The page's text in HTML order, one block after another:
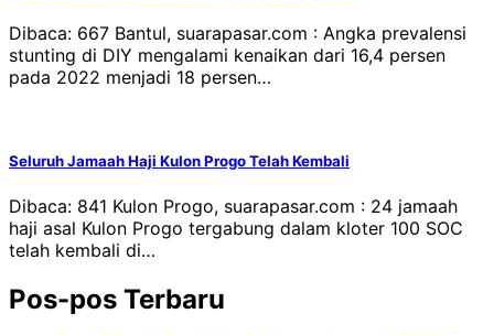
Dibaca: 667 Bantul, suarapasar.com : Angka prevalensi
stunting di DIY mengalami kenaikan dari 16,4 persen
pada 2022 menjadi 18 persen…
Seluruh Jamaah Haji Kulon Progo Telah Kembali
Dibaca: 841 Kulon Progo, suarapasar.com : 24 jamaah
haji asal Kulon Progo tergabung dalam kloter 100 SOC
telah kembali di…
Pos-pos Terbaru